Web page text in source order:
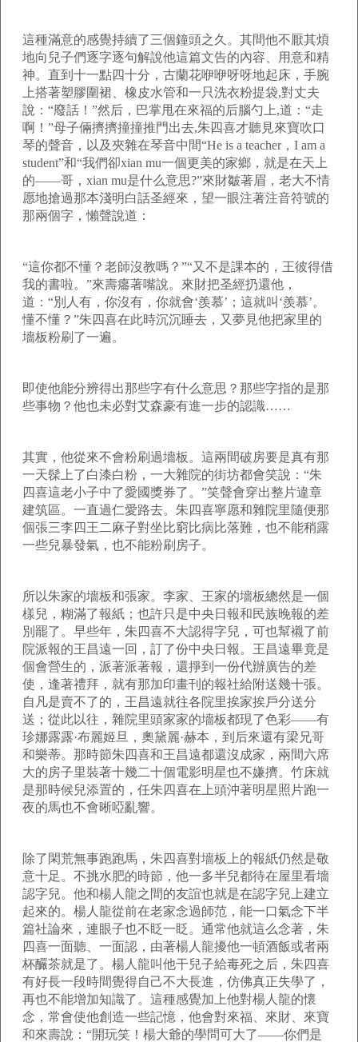
這種滿意的感覺持續了三個鐘頭之久。其間他不厭其煩
地向兒子們逐字逐句解說他這篇文告的內容、用意和精
神。直到十一點四十分，古蘭花咿咿呀呀地起床，手腕
上搭著塑膠圍裙、橡皮水管和一只洗衣粉提袋,對丈夫
說：“廢話！”然后，巴掌甩在來福的后腦勺上,道：“走
啊！”母子倆擠擠撞撞推門出去,朱四喜才聽見來寶吹口
琴的聲音，以及夾雜在琴音中間“He is a teacher， I am a
student”和“我們卻xian mu一個更美的家鄉，就是在天上
的——哥， xian mu是什么意思?”來財皺著眉，老大不情
愿地搶過那本淺明白話圣經來，望一眼注著注音符號的
那兩個字，懶聲說道：
“這你都不懂？老師沒教嗎？”“又不是課本的，王彼得借
我的書啦。”來壽癟著嘴說。來財把圣經扔還他，
道：“別人有，你沒有，你就會‘羨慕’；這就叫‘羨慕’。
懂不懂？”朱四喜在此時沉沉睡去，又夢見他把家里的
墻板粉刷了一遍。
即使他能分辨得出那些字有什么意思？那些字指的是那
些事物？他也未必對艾森豪有進一步的認識……
其實，他從來不會粉刷過墻板。這兩間破房要是真有那
一天髹上了白漆白粉，一大雜院的街坊都會笑說：“朱
四喜這老小子中了愛國獎券了。”笑聲會穿出整片違章
建筑區。一直過仁愛路去。朱四喜寧愿和雜院里隨便那
個張三李四王二麻子對坐比窮比病比落難，也不能稍露
一些兒暴發氣，也不能粉刷房子。
所以朱家的墻板和張家。李家、王家的墻板總然是一個
樣兒，糊滿了報紙；也許只是中央日報和民族晚報的差
別罷了。早些年，朱四喜不大認得字兒，可也幫襯了前
院派報的王昌遠一回，訂了份中央日報。王昌遠畢竟是
個會營生的，派著派著報，還掙到一份代辦廣告的差
使，逢著禮拜，就有那加印畫刊的報社給附送幾十張。
自凡是賣不了的，王昌遠就往各院里挨家挨戶分送分
送；從此以往，雜院里頭家家的墻板都現了色彩——有
珍娜露露·布麗姬旦，奧黛麗·赫本，到后來還有梁兄哥
和樂蒂。那時節朱四喜和王昌遠都還沒成家，兩間六席
大的房子里裝著十幾二十個電影明星也不嫌擠。竹床就
是那時候兒添置的，任朱四喜在上頭沖著明星照片跑一
夜的馬也不會晰啞亂響。
除了閑荒無事跑跑馬，朱四喜對墻板上的報紙仍然是敬
意十足。不挑水肥的時節，他一多半兒都待在屋里看墻
認字兒。他和楊人龍之間的友誼也就是在認字兒上建立
起來的。楊人龍從前在老家念過師范，能一口氣念下半
篇社論來，連眼子也不眨一眨。通常他就這么念著，朱
四喜一面聽、一面認，由著楊人龍擾他一頓酒飯或者兩
杯釅茶就是了。楊人龍叫他干兒子給毒死之后，朱四喜
有好長一段時間覺得自己不大長進，仿佛真正失學了，
再也不能增加知識了。這種感覺加上他對楊人龍的懷
念，常會使他創造一些記憶，他會對來福、來財、來寶
和來壽說：“開玩笑！楊大爺的學問可大了——你們是